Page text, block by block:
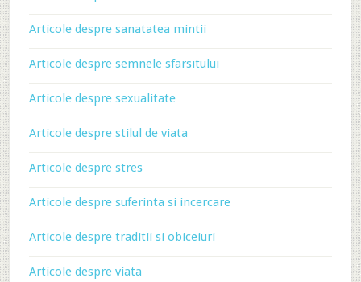
Articole despre sanatatea mintii
Articole despre semnele sfarsitului
Articole despre sexualitate
Articole despre stilul de viata
Articole despre stres
Articole despre suferinta si incercare
Articole despre traditii si obiceiuri
Articole despre viata